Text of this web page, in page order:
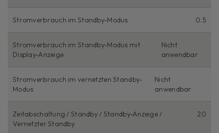
Stromverbrauch im Standby-Modus 0.5
Stromverbrauch im Standby-Modus mit
Display-Anzeige
Nicht
anwendbar
Stromverbrauch im vernetzten Standby-
Modus
Nicht
anwendbar
Zeitabschaltung / Standby / Standby-Anzeige /
Vernetzter Standby
20